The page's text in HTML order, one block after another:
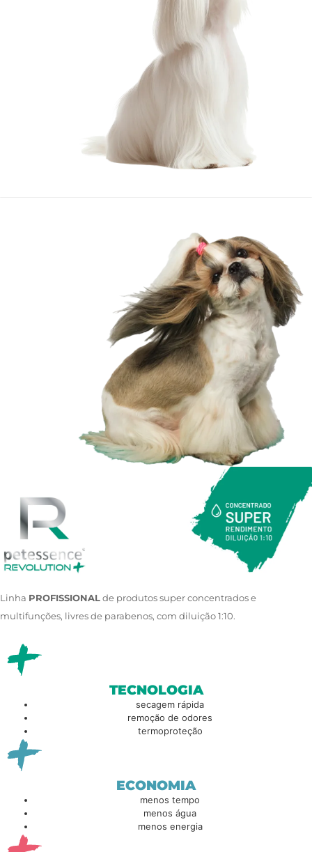
Linha PROFISSIONALde produtos super concentrados e
multifunções, livres de parabenos, com diluição 1:10.
TECNOLOGIA
secagem rápida
remoção de odores
termoproteção
ECONOMIA
menos tempo
menos água
menos energia